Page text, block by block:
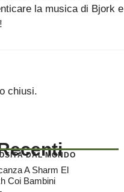
la musica di Bjork e
chiusi.
DAL MONDO
A Sharm El
Coi Bambini